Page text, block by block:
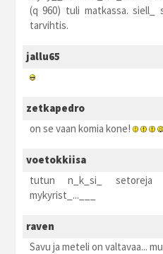
(q 960) tuli matkassa. siell_
tarvihtis.
jallu65
zetkapedro
on se vaan komia kone!
voetokkiisa
tutun n_k_si_
mykyrist_...___
raven
Savu ja meteli on valtavaa...